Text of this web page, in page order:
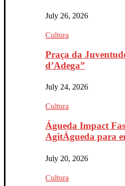
July 26, 2026
Cultura
Praça da
d’Adega”
July 24, 2026
Cultura
Águeda Impact
AgitÁgueda para
July 20, 2026
Cultura